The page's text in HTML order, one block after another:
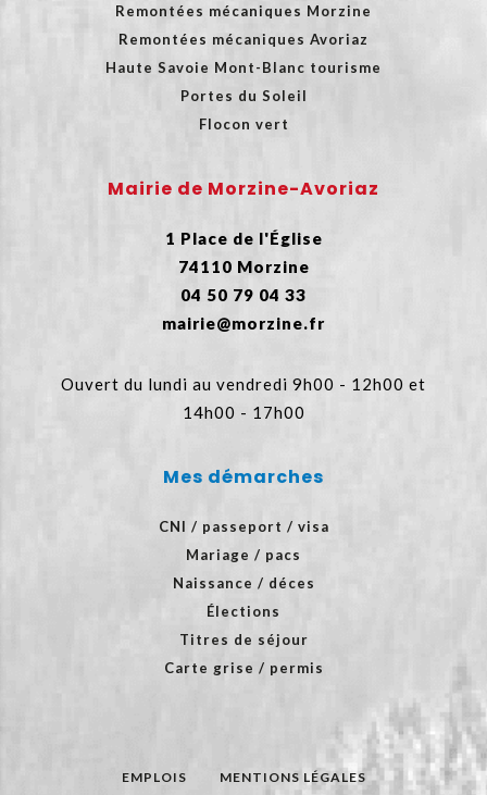
Remontées mécaniques Morzine
Remontées mécaniques Avoriaz
Haute Savoie Mont-Blanc tourisme
Portes du Soleil
Flocon vert
Mairie de Morzine-Avoriaz
1 Place de l'Église
74110 Morzine
04 50 79 04 33
mairie@morzine.fr
Ouvert du lundi au vendredi 9h00 - 12h00 et
14h00 - 17h00
Mes démarches
CNI / passeport / visa
Mariage / pacs
Naissance / déces
Élections
Titres de séjour
Carte grise / permis
EMPLOIS MENTIONS LÉGALES